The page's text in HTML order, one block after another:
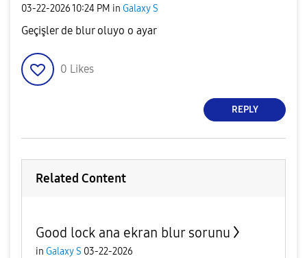
‎03-22-202610:24 PM in Galaxy S
Geçişler de blur oluyo o ayar
0 Likes
REPLY
Related Content
Good lock ana ekran blur sorunu
in Galaxy S 03-22-2026